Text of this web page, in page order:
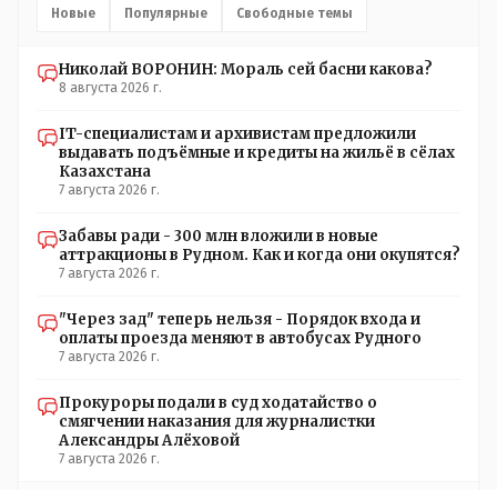
Новые Популярные Свободные темы
Николай ВОРОНИН: Мораль сей басни какова?
8 августа 2026 г.
IT-специалистам и архивистам предложили
выдавать подъёмные и кредиты на жильё в сёлах
Казахстана
7 августа 2026 г.
Забавы ради - 300 млн вложили в новые
аттракционы в Рудном. Как и когда они окупятся?
7 августа 2026 г.
"Через зад" теперь нельзя - Порядок входа и
оплаты проезда меняют в автобусах Рудного
7 августа 2026 г.
Прокуроры подали в суд ходатайство о
смягчении наказания для журналистки
Александры Алёховой
7 августа 2026 г.